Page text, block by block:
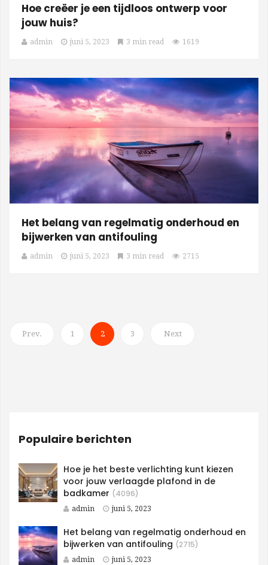
Hoe creëer je een tijdloos ontwerp voor
jouw huis?
admin juni 5, 2023 3 min read 1619
Het belang van regelmatig onderhoud en
bijwerken van antifouling
admin juni 5, 2023 3 min read 2715
Prev. 1 2 3 Next
Populaire berichten
Hoe je het beste verlichting kunt kiezen
voor jouw verlaagde plafond in de
badkamer (4096)
admin juni 5, 2023
Het belang van regelmatig onderhoud en
bijwerken van antifouling (2715)
admin juni 5, 2023